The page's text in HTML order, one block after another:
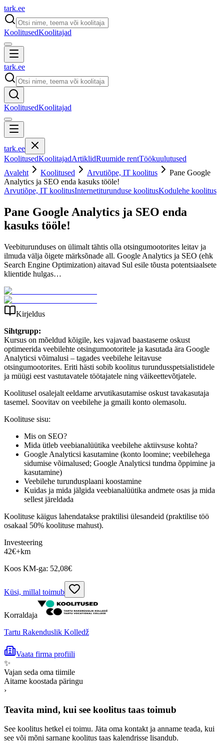
tark.ee
KoolitusedKoolitajad
tark.ee
KoolitusedKoolitajad
tark.ee
KoolitusedKoolitajadArtiklidRuumide rentTöökuulutused
Avaleht
Koolitused Arvutiõpe, IT koolitus
Pane Google
Analytics ja SEO enda kasuks tööle!
Arvutiõpe, IT koolitusInternetiturunduse koolitusKodulehe koolitus
Pane Google Analytics ja SEO enda
kasuks tööle!
Veebiturunduses on ülimalt tähtis olla otsingumootorites leitav ja
ilmuda välja õigete märksõnade all. Google Analytics ja SEO (ehk
Search Engine Optimization) aitavad Sul esile tõusta potentsiaalsete
klientide hulgas…
Kirjeldus
Sihtgrupp:
Kursus on mõeldud kõigile, kes vajavad baastaseme oskust
optimeerida veebilehte otsingumootoritele ja kasutada ära Google
Analyticsi võimalusi – tagades veebilehe leitavuse
otsingumootorites. Eriti hästi sobib koolitus turundusspetsialistidele
ja müügi eest vastutavatele töötajatele ning väikeettevõtjatele.
Koolitusel osalejalt eeldame arvutikasutamise oskust tavakasutaja
tasemel. Soovitav on veebilehe ja gmaili konto olemasolu.
Koolituse sisu:
Mis on SEO?
Mida ütleb veebianalüütika veebilehe aktiivsuse kohta?
Google Analyticsi kasutamine (konto loomine; veebilehega
sidumise võimalused; Google Analyticsi tundma õppimine ja
kasutamine)
Veebilehe turundusplaani koostamine
Kuidas ja mida jälgida veebianalüütika andmete osas ja mida
sellest järeldada
Koolituse käigus lahendatakse praktilisi ülesandeid (praktilise töö
osakaal 50% koolituse mahust).
Investeering
42€+km
Koos KM-ga: 52,08€
Küsi, millal toimub
Korraldaja
Tartu Rakenduslik Kolledž
Vaata firma profiili
✨
Vajan seda oma tiimile
Aitame koostada päringu
›
Teavita mind, kui see koolitus taas toimub
See koolitus hetkel ei toimu. Jäta oma kontakt ja anname teada, kui
see või mõni sarnane koolitus taas kalendrisse lisandub.